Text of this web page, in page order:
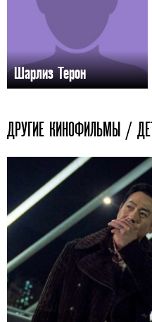
Шарлиз Терон
ДРУГИЕ КИНОФИЛЬМЫ /